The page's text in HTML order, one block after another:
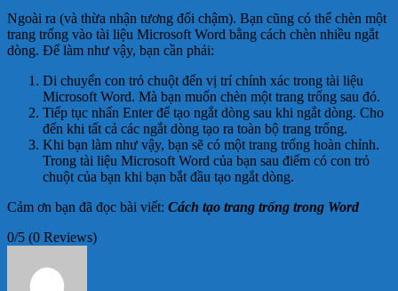
Ngoài ra (và thừa nhận tương đối chậm). Bạn cũng có thể chèn một
trang trống vào tài liệu Microsoft Word bằng cách chèn nhiều ngắt
dòng. Để làm như vậy, bạn cần phải:
Di chuyển con trỏ chuột đến vị trí chính xác trong tài liệu
Microsoft Word. Mà bạn muốn chèn một trang trống sau đó.
Tiếp tục nhấn Enter để tạo ngắt dòng sau khi ngắt dòng. Cho
đến khi tất cả các ngắt dòng tạo ra toàn bộ trang trống.
Khi bạn làm như vậy, bạn sẽ có một trang trống hoàn chỉnh.
Trong tài liệu Microsoft Word của bạn sau điểm có con trỏ
chuột của bạn khi bạn bắt đầu tạo ngắt dòng.
Cảm ơn bạn đã đọc bài viết: Cách tạo trang trống trong Word
0/5 (0 Reviews)